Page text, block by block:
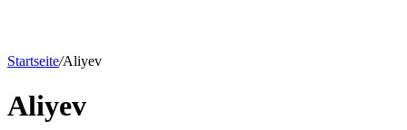
Startseite/Aliyev
Aliyev